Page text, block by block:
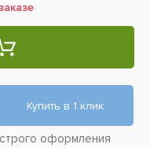
оформления